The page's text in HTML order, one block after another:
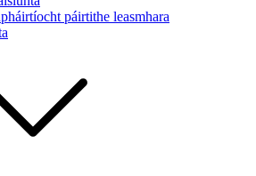
páirtithe leasmhara